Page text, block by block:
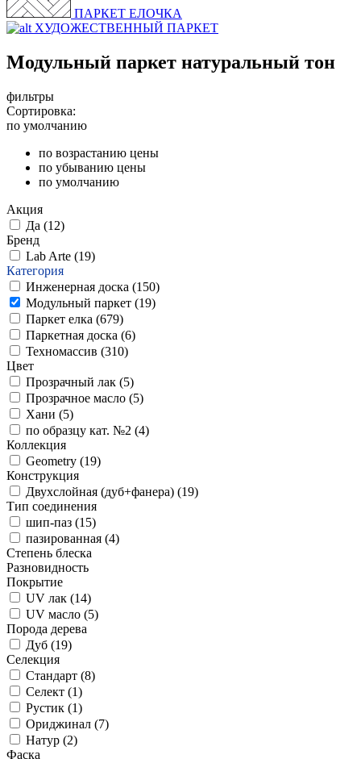
ПАРКЕТ ЕЛОЧКА
ХУДОЖЕСТВЕННЫЙ ПАРКЕТ
Модульный паркет натуральный тон
фильтры
Сортировка:
по умолчанию
по возрастанию цены
по убыванию цены
по умолчанию
Акция
Да (12)
Бренд
Lab Arte (19)
Категория
Инженерная доска (150)
Модульный паркет (19)
Паркет елка (679)
Паркетная доска (6)
Техномассив (310)
Цвет
Прозрачный лак (5)
Прозрачное масло (5)
Хани (5)
по образцу кат. №2 (4)
Коллекция
Geometry (19)
Конструкция
Двухслойная (дуб+фанера) (19)
Тип соединения
шип-паз (15)
пазированная (4)
Степень блеска
Разновидность
Покрытие
UV лак (14)
UV масло (5)
Порода дерева
Дуб (19)
Селекция
Стандарт (8)
Селект (1)
Рустик (1)
Ориджинал (7)
Натур (2)
Фаска